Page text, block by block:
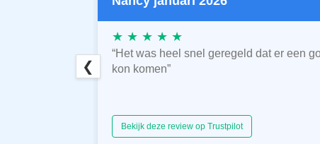
★ ★ ★ ★ ★
“Het was heel snel geregeld dat er een
kon komen”
Bekijk deze review op Trustpilot
❮